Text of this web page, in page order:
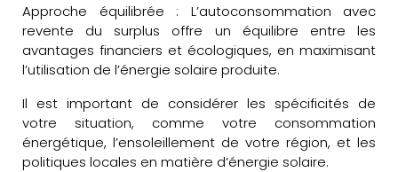
Approche équilibrée : L’autoconsommation avec
revente du surplus offre un équilibre entre les
avantages financiers et écologiques, en maximisant
l’utilisation de l’énergie solaire produite.
Il est important de considérer les spécificités de
votre situation, comme votre consommation
énergétique, l’ensoleillement de votre région, et les
politiques locales en matière d’énergie solaire.